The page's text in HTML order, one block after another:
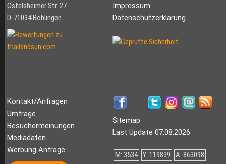
Ostelsheimer Str. 27
D-71034 Böblingen
Impressum
Datenschutzerklärung
Kontakt/Anfragen
Umfrage
Besuchermeinungen
Mediadaten
Werbung Anfrage
Sitemap
Last Update 07.08.2026
M: 3534 Y: 119839 A: 863098